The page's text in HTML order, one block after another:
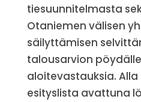
tiesuunnitelmasta
Otaniemen välisen
säilyttämisen
talousarvion
aloitevastauksia.
esityslista avattuna